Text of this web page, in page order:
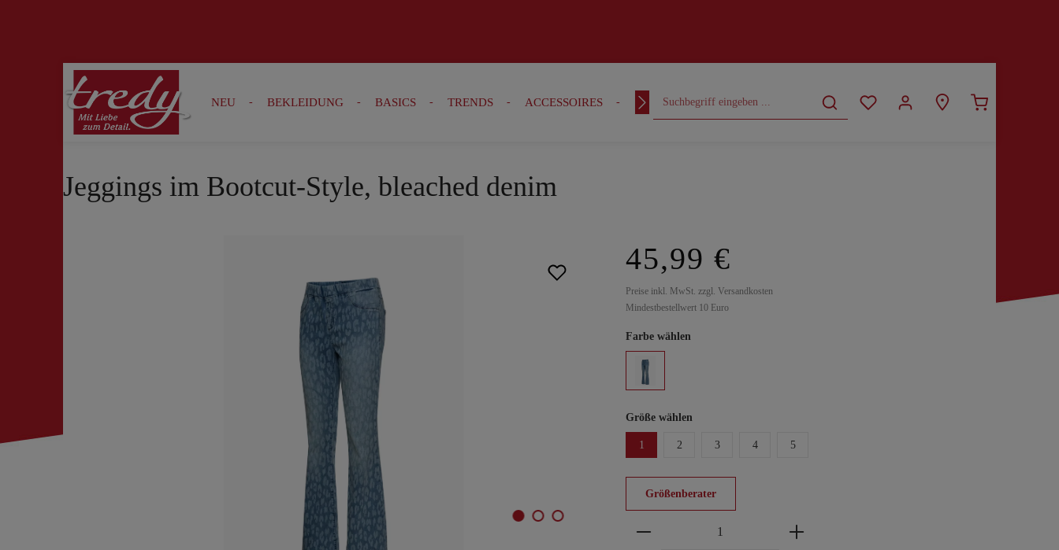
Zur Suche springen Zur Hauptnavigation springen
NEU BEKLEIDUNG BASICS TRENDS ACCESSOIRES OUTFITS CURVY
Jeggings im Bootcut-Style, bleached denim
45,99 €
Preise inkl. MwSt. zzgl. Versandkosten
Mindestbestellwert 10 Euro
Farbe wählen
Größe wählen
1 2 3 4 5
Größenberater
Produkt Anzahl: Gib den gewünschten Wert ein oder